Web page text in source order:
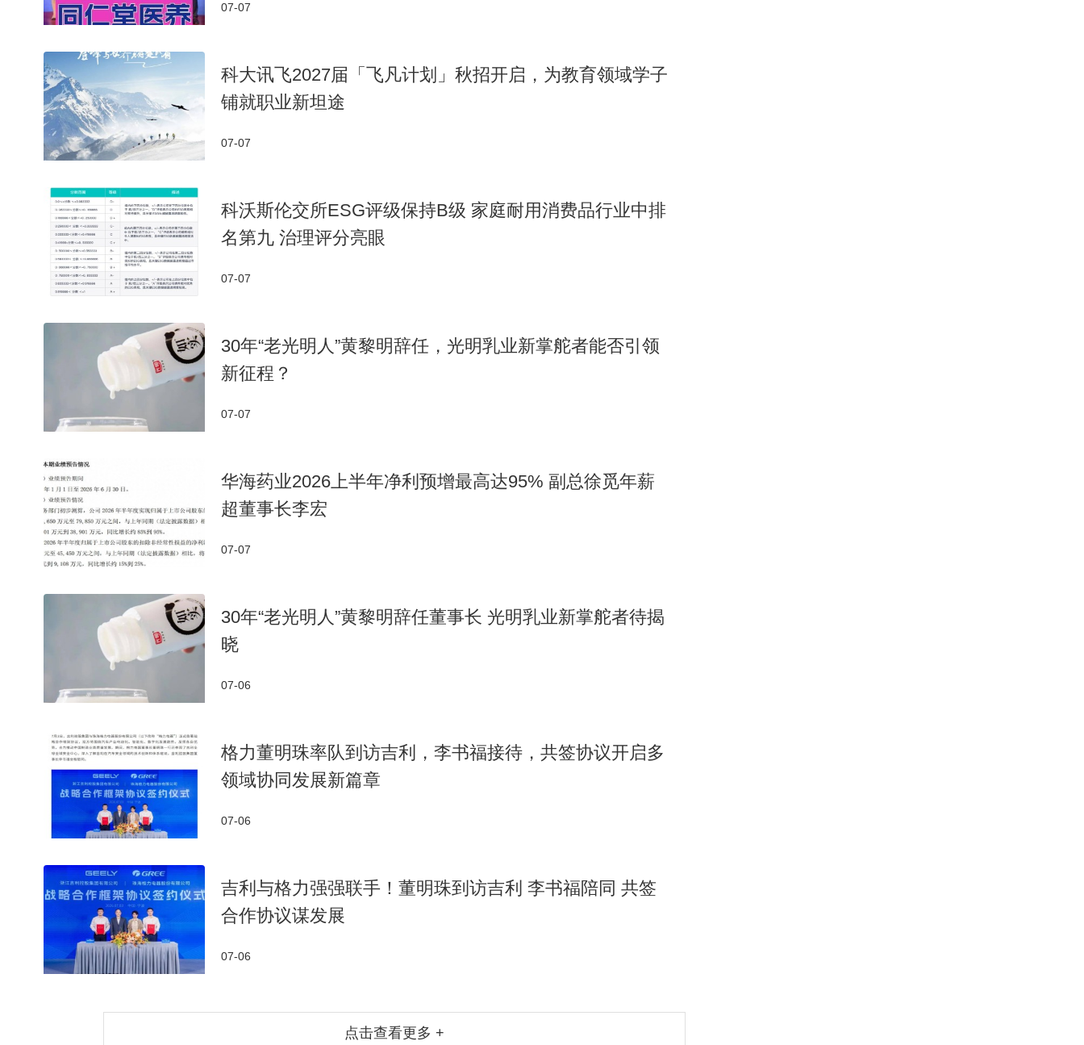
07-07
科大讯飞2027届「飞凡计划」秋招开启，为教育领域学子
铺就职业新坦途
07-07
科沃斯伦交所ESG评级保持B级 家庭耐用消费品行业中排
名第九 治理评分亮眼
07-07
30年“老光明人”黄黎明辞任，光明乳业新掌舵者能否引领
新征程？
07-07
华海药业2026上半年净利预增最高达95% 副总徐觅年薪
超董事长李宏
07-07
30年“老光明人”黄黎明辞任董事长 光明乳业新掌舵者待揭
晓
07-06
格力董明珠率队到访吉利，李书福接待，共签协议开启多
领域协同发展新篇章
07-06
吉利与格力强强联手！董明珠到访吉利 李书福陪同 共签
合作协议谋发展
07-06
点击查看更多 +